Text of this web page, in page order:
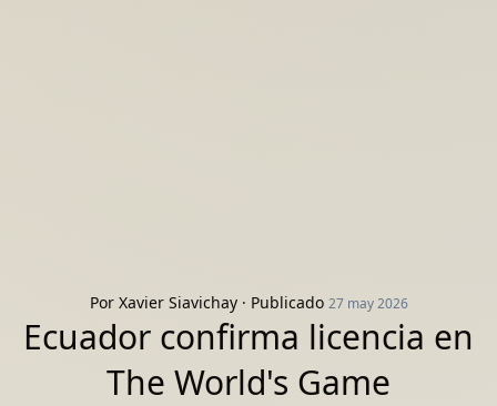
Por Xavier Siavichay· Publicado 27 may 2026
Ecuador confirma licencia en
The World's Game